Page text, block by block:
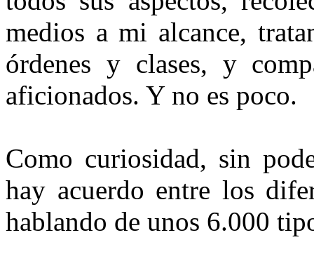
medios a mi al­cance,
órdenes y clases, y
aficionados. Y no es poco.
Como curiosidad, sin
hay acuerdo entre los
ha­blando de unos 6.000